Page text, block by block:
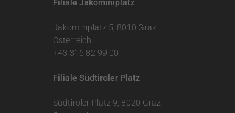
Filiale Jakominiplatz
Jakominiplatz 5, 8010 Graz
Österreich
+43 316 82 99 00
Filiale Südtiroler Platz
Südtiroler Platz 9, 8020 Graz